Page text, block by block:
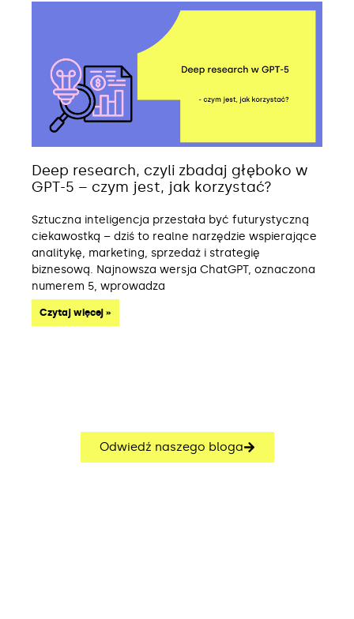
Deep research, czyli zbadaj głęboko w
GPT-5 – czym jest, jak korzystać?
Sztuczna inteligencja przestała być futurystyczną
ciekawostką – dziś to realne narzędzie wspierające
analitykę, marketing, sprzedaż i strategię
biznesową. Najnowsza wersja ChatGPT, oznaczona
numerem 5, wprowadza
Czytaj więcej »
Odwiedź naszego bloga